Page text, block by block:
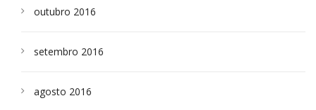
outubro 2016
setembro 2016
agosto 2016